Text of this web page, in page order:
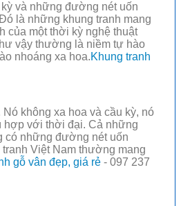
và những đường nét uốn
là những khung tranh mang
của một thời kỳ nghệ thuật
vậy thường là niềm tự hào
nhoáng xa hoa.Khung tranh
không xa hoa và cầu kỳ, nó
hợp với thời đại. Cả những
có những đường nét uốn
Việt Nam thường mang
gỗ vân đẹp, giá rẻ - 097 237